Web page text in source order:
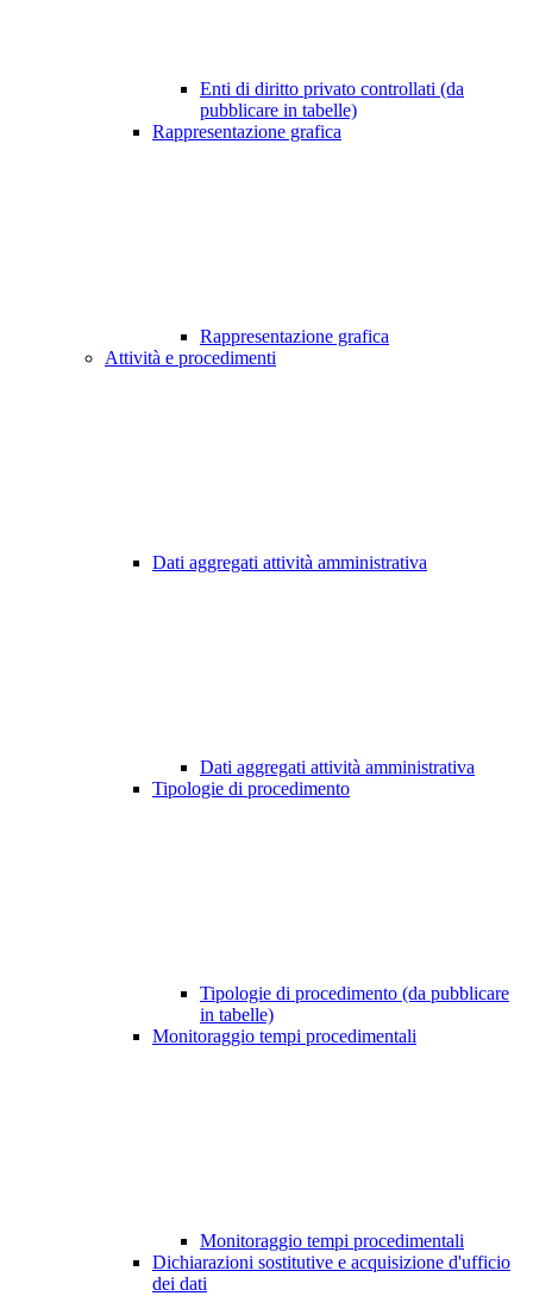
Enti di diritto privato controllati (da
pubblicare in tabelle)
Rappresentazione grafica
Rappresentazione grafica
Attività e procedimenti
Dati aggregati attività amministrativa
Dati aggregati attività amministrativa
Tipologie di procedimento
Tipologie di procedimento (da pubblicare
in tabelle)
Monitoraggio tempi procedimentali
Monitoraggio tempi procedimentali
Dichiarazioni sostitutive e acquisizione d'ufficio
dei dati